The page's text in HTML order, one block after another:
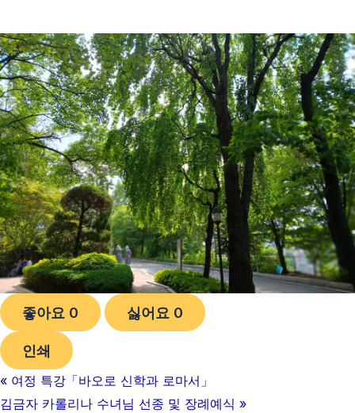
좋아요 0 싫어요 0
인쇄
« 여정 특강「바오로 신학과 로마서」
김금자 카롤리나 수녀님 선종 및 장례예식 »